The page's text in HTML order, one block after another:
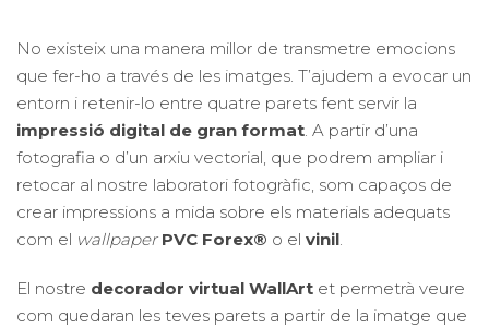
No existeix una manera millor de transmetre emocions
que fer-ho a través de les imatges. T’ajudem a evocar un
entorn i retenir-lo entre quatre parets fent servir la
impressió digital de gran format. A partir d’una
fotografia o d’un arxiu vectorial, que podrem ampliar i
retocar al nostre laboratori fotogràfic, som capaços de
crear impressions a mida sobre els materials adequats
com el wallpaper PVC Forex® o el vinil.
El nostre decorador virtual WallArt et permetrà veure
com quedaran les teves parets a partir de la imatge que